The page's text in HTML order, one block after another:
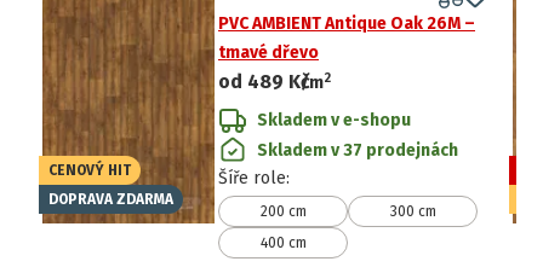
CENOVÝ HIT
DOPRAVA ZDARMA
PVC AMBIENT Antique Oak 26M –
tmavé dřevo
od 489 Kč
/m2
Skladem v e-shopu
Skladem v 37 prodejnách
Šíře role:
200 cm
300 cm
400 cm